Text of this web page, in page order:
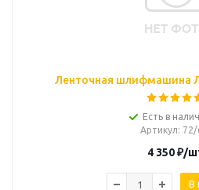
Ленточная шлифмашина
Есть в
Артикул: 72/
4 350₽/
В